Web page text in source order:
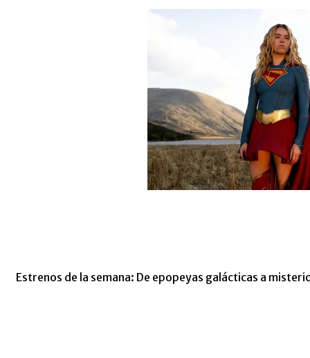
Estrenos de la semana: De epopeyas galácticas a